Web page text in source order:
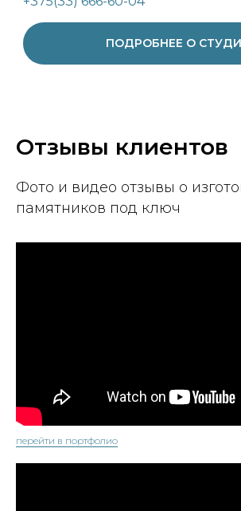
ПОДРОБНЕЕ О
Отзывы клиентов
Фото и видео отзывы о
памятников под ключ
перейти в портфолио